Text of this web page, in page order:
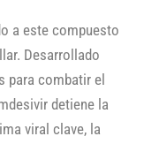
a este compuesto
Desarrollado
para combatir el
detiene la
viral clave, la